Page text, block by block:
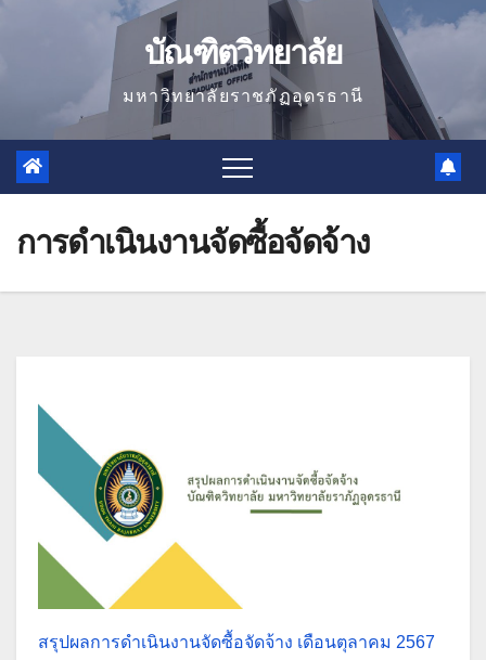
บัณฑิตวิทยาลัย
มหาวิทยาลัยราชภัฏอุดรธานี
การดำเนินงานจัดซื้อจัดจ้าง
สรุปผลการดำเนินงานจัดซื้อจัดจ้าง เดือนตุลาคม 2567